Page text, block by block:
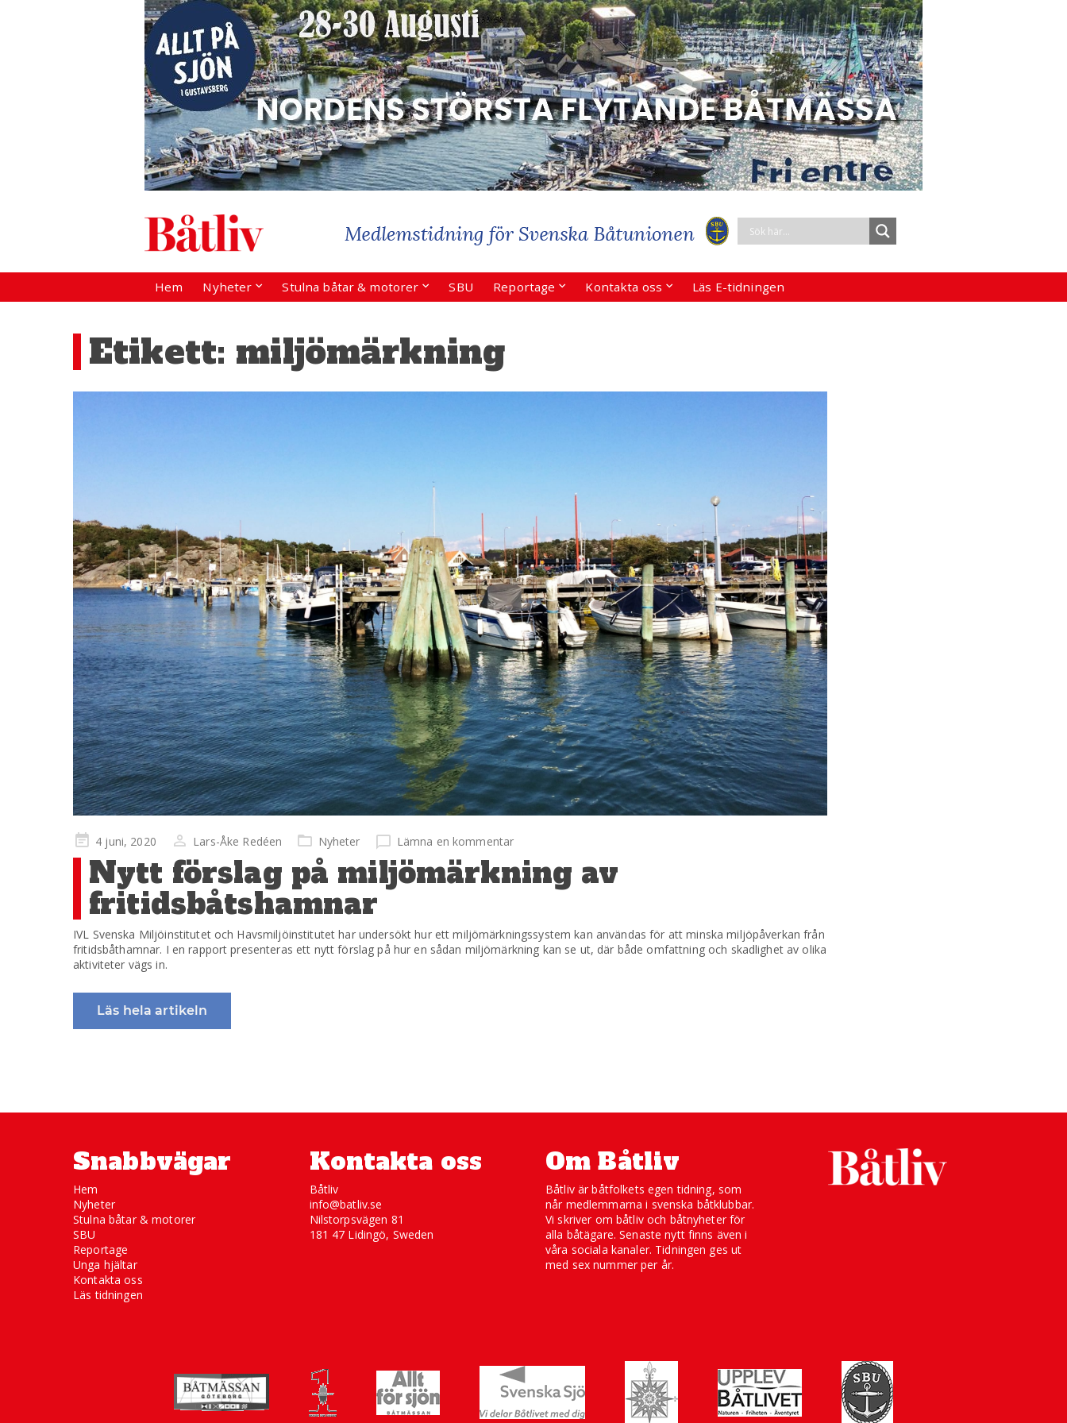
Hem Nyheter Stulna båtar & motorer SBU Reportage Kontakta oss Läs E-tidningen
Etikett: miljömärkning
Publicerad
på
4 juni, 2020 Lars-Åke Redéen Nyheter Lämna en kommentar
Nytt förslag på miljömärkning av
fritidsbåtshamnar
IVL Svenska Miljöinstitutet och Havsmiljöinstitutet har undersökt hur ett miljömärkningssystem kan användas för att minska miljöpåverkan från
fritidsbåthamnar. I en rapport presenteras ett nytt förslag på hur en sådan miljömärkning kan se ut, där både omfattning och skadlighet av olika
aktiviteter vägs in.
Läs hela artikeln
Snabbvägar
Hem
Nyheter
Stulna båtar & motorer
SBU
Reportage
Unga hjältar
Kontakta oss
Läs tidningen
Kontakta oss
Båtliv
info@batliv.se
Nilstorpsvägen 81
181 47 Lidingö, Sweden
Om Båtliv
Båtliv är båtfolkets egen tidning, som
når medlemmarna i svenska båtklubbar.
Vi skriver om båtliv och båtnyheter för
alla båtägare. Senaste nytt finns även i
våra sociala kanaler. Tidningen ges ut
med sex nummer per år.